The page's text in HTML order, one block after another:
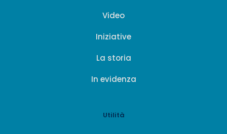
Video
Iniziative
La storia
In evidenza
Utilità